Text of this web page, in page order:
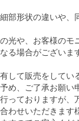
部形状の違いや、
光や、お客様のモ
る場合がございま
して販売をしてい
め、ご了承お願い
っておりますが、
わせいただきます